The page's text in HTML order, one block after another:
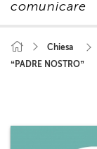
comunicare
Chiesa
“PADRE NOSTRO”